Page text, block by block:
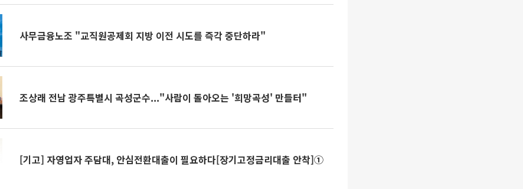
사무금융노조 "교직원공제회 지방 이전 시도를 즉각 중단하라"
조상래 전남 광주특별시 곡성군수..."사람이 돌아오는 '희망곡성' 만들터"
[기고] 자영업자 주담대, 안심전환대출이 필요하다[장기고정금리대출 안착]①